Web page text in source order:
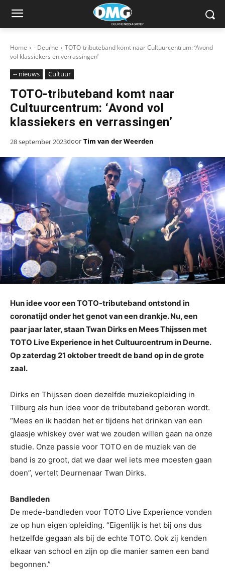
Home - Deurne
TOTO-tributeband komt naar Cultuurcentrum: ‘Avond
vol klassiekers en verrassingen’
-- nieuws Cultuur
TOTO-tributeband komt naar
Cultuurcentrum: ‘Avond vol
klassiekers en verrassingen’
28 september 2023door Tim van der Weerden
Hun idee voor een TOTO-tributeband ontstond in
coronatijd onder het genot van een drankje. Nu, een
paar jaar later, staan Twan Dirks en Mees Thijssen met
TOTO Live Experience in het Cultuurcentrum in Deurne.
Op zaterdag 21 oktober treedt de band op in de grote
zaal.
Dirks en Thijssen doen dezelfde muziekopleiding in
Tilburg als hun idee voor de tributeband geboren wordt.
“Mees en ik hadden het er tijdens het drinken van een
glaasje whiskey over wat we zouden willen gaan na onze
studie. Onze passie voor TOTO en de muziek van de
band is zo groot, dat we daar wel iets mee moesten gaan
doen”, vertelt Deurnenaar Twan Dirks.
Bandleden
De mede-bandleden voor TOTO Live Experience vonden
ze op hun eigen opleiding. “Eigenlijk is het bij ons dus
hetzelfde gegaan als bij de echte TOTO. Ook zij kenden
elkaar van school en zijn op die manier samen een band
begonnen.”